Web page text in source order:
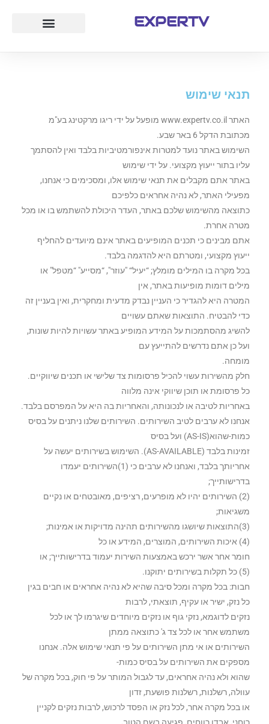
EXPERTV
תנאי שימוש
האתר www.expertv.co.il מופעל על ידי ריגו מרקטינג בע"מ
מכתובת הדקל 6 באר שבע.
השימוש באתר נועד למטרות אינפורמטיביות בלבד ואין להסתמך
עליו בתור ייעוץ מקצועי. על ידי שימוש
באתר אתם מקבלים את תנאי שימוש אלו, ומסכימים כי אנחנו,
מפעילי האתר, לא נהיה אחראים כלפיכם
כתוצאה מהשימוש שלכם באתר, העדר היכולת להשתמש בו או מכל
מטרה אחרת.
אתם מבינים כי תכנים המופיעים באתר אינם מיועדים להחליף
ייעוץ מקצועי, ומטרתם היא להדגמה בלבד.
בכל מקרה בו המילים מומלץ; “יעיל“ "עוזר", “מסייע" “מטפל" או
מילים דומות מופיעות באתר, אין
המטרה היא להגדיר כי העניין נבדק מדעית ומחקרית, ואין בעניין זה
כדי להבטיח. התוצאות שאתם עשויים
להשיג מהסתמכות על המידע המופיע באתר עשויות להיות שונות,
ועל כן אתם נדרשים להתייעץ עם
מומחה.
חלק מהשירות עשוי להכיל פרסומות צד שלישי או תכנים שיווקיים.
כל פרסומת או תוכן שיווקי אינה מלווה
באחריות לטיבה או לנכונותה, והאחריות בה היא על המפרסם בלבד.
אנחנו לא ערבים לטיב השירותים. השירותים שלנו ניתנים על בסיס
כמות-שהוא(AS-IS) ועל בסיס
זמינות בלבד (AS-AVAILABLE). השימוש בשירותים יעשה על
אחריותך בלבד, ואנחנו לא ערבים כי (1)השירותים יעמדו
בדרישותייך;
(2) השירותים יהיו לא מופרעים, רציפים, מאובטחים או נקיים
משגיאות;
(3)התוצאות שיושגו מהשירותים תהינה מדויקות או אמינות;
(4) איכות השירותים, המוצרים, המידע או כל
חומר אחר אשר ירכש באמצעות השירות יעמוד בדרישותייך; או
(5) כל תקלות בשירותים יתוקנו.
חבות: בכל מקרה ומכל סיבה שהיא לא נהיה אחראים או חבים בגין
כל נזק, ישיר או עקיף, תוצאתי, לרבות
נזקים לדוגמא, נזקי גוף או נזקים מיוחדים שיגרמו לך או לכל
משתמש אחר או לכל צד ג' כתוצאה ממתן
השירותים או אי מתן השירותים על פי תנאי שימוש אלה. אנחנו
מספקים את השירותים על בסיס כמות-
שהוא ולא נהיה אחראים, עד לגבול המותר על פי חוק, בכל מקרה של
עוולה, רשלנות, רשלנות פושעת, זדון
או בכל מקרה אחר, לכל נזק או הפסד לרכוש, לרבות נזקים לקניין